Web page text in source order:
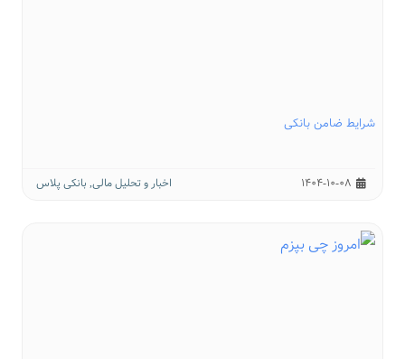
شرایط ضامن بانکی
1404-10-08 اخبار و تحلیل مالی, بانکی پلاس